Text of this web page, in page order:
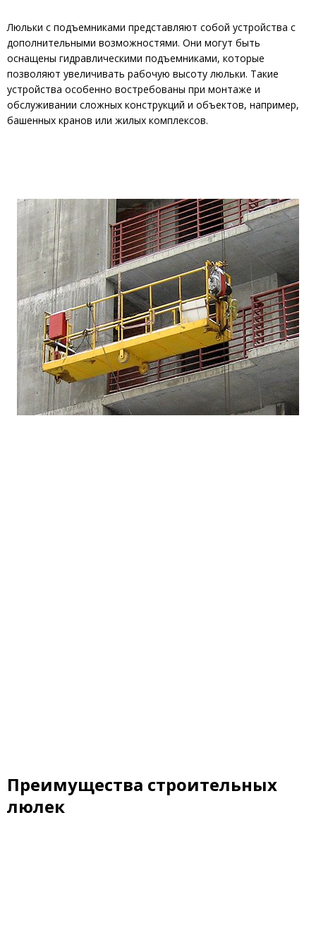
Люльки с подъемниками представляют собой устройства с
дополнительными возможностями. Они могут быть
оснащены гидравлическими подъемниками, которые
позволяют увеличивать рабочую высоту люльки. Такие
устройства особенно востребованы при монтаже и
обслуживании сложных конструкций и объектов, например,
башенных кранов или жилых комплексов.
Преимущества строительных
люлек